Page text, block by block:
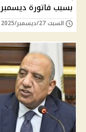
بسبب فاتورة ديسمبر
السبت 27/ديسمبر/2025 - 10:54 م